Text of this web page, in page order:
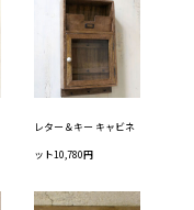
レター＆キー キャビネ
ット10,780円